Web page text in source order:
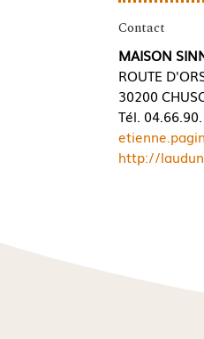
Contact
MAISON
ROUTE
30200
Tél.
http://